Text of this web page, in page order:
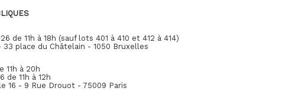
de 11h à 18h (sauf lots 401 à 410 et 412 à 414)
33 place du Châtelain - 1050 Bruxelles
11h à 20h
de 11h à 12h
16 - 9 Rue Drouot - 75009 Paris